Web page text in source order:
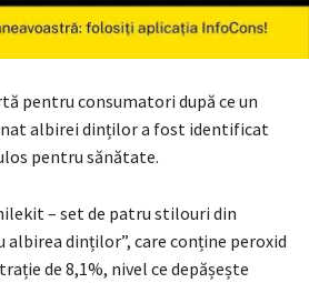
pentru consumatori după ce un
albirei dinților a fost identificat
pentru sănătate.
– set de patru stilouri din
dinților”, care conține peroxid
de 8,1%, nivel ce depășește